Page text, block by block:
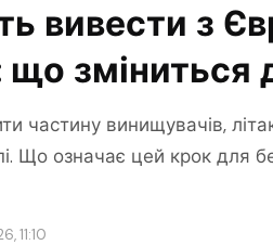
вивести з
що
частину винищувачів,
Що означає цей крок для
11:10